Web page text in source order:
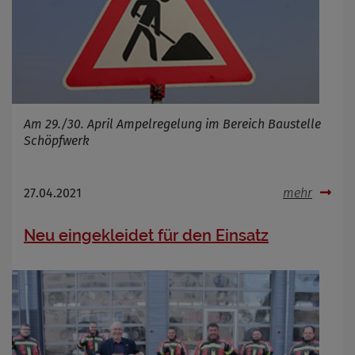
Am 29./30. April Ampelregelung im Bereich Baustelle
Schöpfwerk
27.04.2021 mehr
Neu eingekleidet für den Einsatz
Infos schließen